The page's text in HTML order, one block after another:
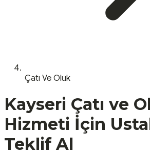
Çatı Ve Oluk
Kayseri Çatı ve
Hizmeti İçin
Teklif Al